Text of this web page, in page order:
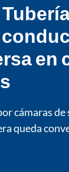
en
cámaras de
queda